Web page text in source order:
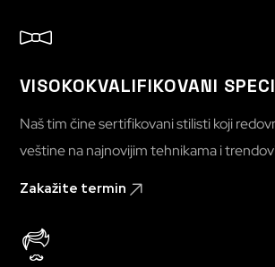
VISOKOKVALIFIKOVANI
Naš tim čine sertifikovani stilisti koji
veštine na najnovijim tehnikama i
Zakažite termin